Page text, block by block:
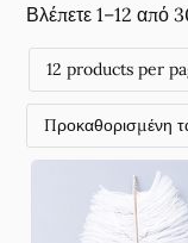
Βλέπετε 1–12 από